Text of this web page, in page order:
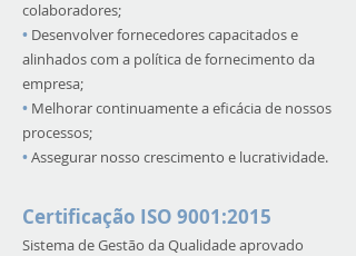
colaboradores;
• Desenvolver fornecedores capacitados e
alinhados com a política de fornecimento da
empresa;
• Melhorar continuamente a eficácia de nossos
processos;
• Assegurar nosso crescimento e lucratividade.
Certificação ISO 9001:2015
Sistema de Gestão da Qualidade aprovado